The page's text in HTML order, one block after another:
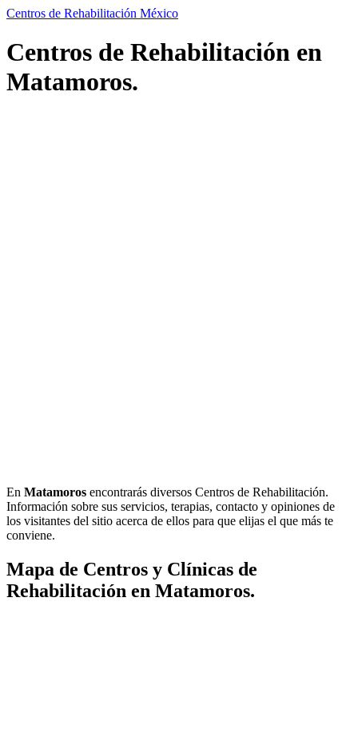
Centros de Rehabilitación México
Centros de Rehabilitación en
Matamoros.
En Matamoros encontrarás diversos Centros de Rehabilitación.
Información sobre sus servicios, terapias, contacto y opiniones de
los visitantes del sitio acerca de ellos para que elijas el que más te
conviene.
Mapa de Centros y Clínicas de
Rehabilitación en Matamoros.